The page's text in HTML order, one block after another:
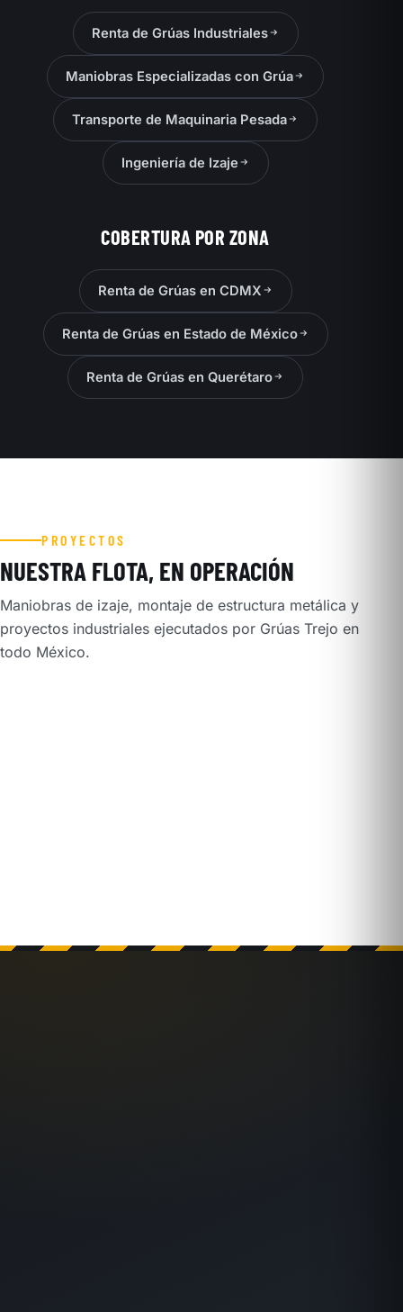
Renta de Grúas Industriales
Maniobras Especializadas con Grúa
Transporte de Maquinaria Pesada
Ingeniería de Izaje
COBERTURA POR ZONA
Renta de Grúas en CDMX
Renta de Grúas en Estado de México
Renta de Grúas en Querétaro
PROYECTOS
NUESTRA FLOTA, EN OPERACIÓN
Maniobras de izaje, montaje de estructura metálica y
proyectos industriales ejecutados por Grúas Trejo en
todo México.